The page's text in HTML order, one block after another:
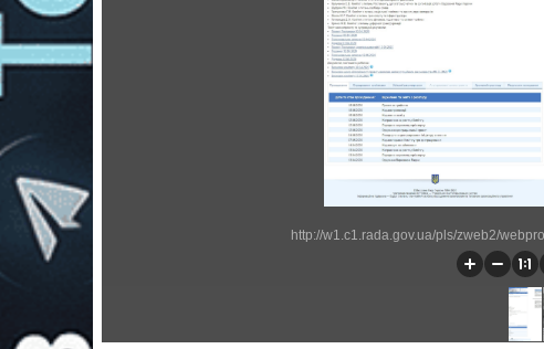
http://w1.c1.rada.gov.ua/pls/zweb2/